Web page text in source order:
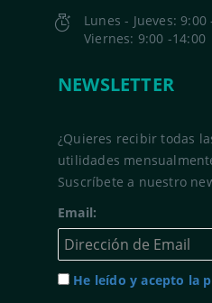
Lunes - Jueves:
Viernes: 9:00 -14:00
NEWSLETTER
¿Quieres recibir todas
utilidades
Suscríbete a nuestro
Email:
He leído y acepto la